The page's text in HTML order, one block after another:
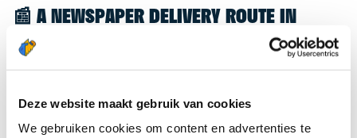
Deze website maakt gebruik van cookies
We gebruiken cookies om content en advertenties te
📰 A NEWSPAPER DELIVERY ROUTE IN
KALLENKOTE
Great to see you're interested in a newspaper
we’d like to refer you to thekrantenbezorgen.nl